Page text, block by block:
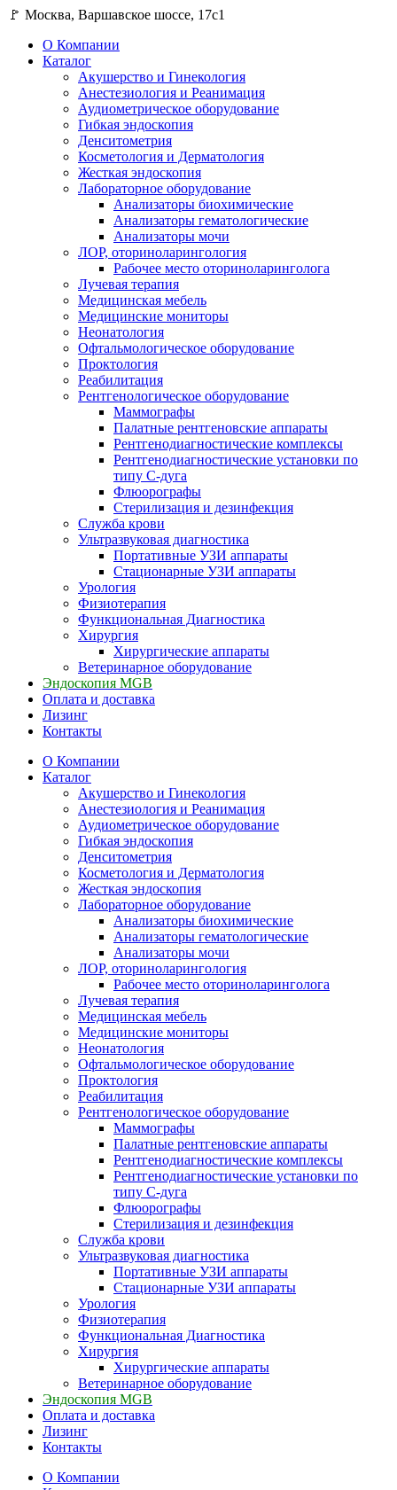
🚩 Москва, Варшавское шоссе, 17с1
О Компании
Каталог
Акушерство и Гинекология
Анестезиология и Реанимация
Аудиометрическое оборудование
Гибкая эндоскопия
Денситометрия
Косметология и Дерматология
Жесткая эндоскопия
Лабораторное оборудование
Анализаторы биохимические
Анализаторы гематологические
Анализаторы мочи
ЛОР, оториноларингология
Рабочее место оториноларинголога
Лучевая терапия
Медицинская мебель
Медицинские мониторы
Неонатология
Офтальмологическое оборудование
Проктология
Реабилитация
Рентгенологическое оборудование
Маммографы
Палатные рентгеновские аппараты
Рентгенодиагностические комплексы
Рентгенодиагностические установки по
типу С-дуга
Флюорографы
Стерилизация и дезинфекция
Служба крови
Ультразвуковая диагностика
Портативные УЗИ аппараты
Стационарные УЗИ аппараты
Урология
Физиотерапия
Функциональная Диагностика
Хирургия
Хирургические аппараты
Ветеринарное оборудование
Эндоскопия MGB
Оплата и доставка
Лизинг
Контакты
О Компании
Каталог
Акушерство и Гинекология
Анестезиология и Реанимация
Аудиометрическое оборудование
Гибкая эндоскопия
Денситометрия
Косметология и Дерматология
Жесткая эндоскопия
Лабораторное оборудование
Анализаторы биохимические
Анализаторы гематологические
Анализаторы мочи
ЛОР, оториноларингология
Рабочее место оториноларинголога
Лучевая терапия
Медицинская мебель
Медицинские мониторы
Неонатология
Офтальмологическое оборудование
Проктология
Реабилитация
Рентгенологическое оборудование
Маммографы
Палатные рентгеновские аппараты
Рентгенодиагностические комплексы
Рентгенодиагностические установки по
типу С-дуга
Флюорографы
Стерилизация и дезинфекция
Служба крови
Ультразвуковая диагностика
Портативные УЗИ аппараты
Стационарные УЗИ аппараты
Урология
Физиотерапия
Функциональная Диагностика
Хирургия
Хирургические аппараты
Ветеринарное оборудование
Эндоскопия MGB
Оплата и доставка
Лизинг
Контакты
О Компании